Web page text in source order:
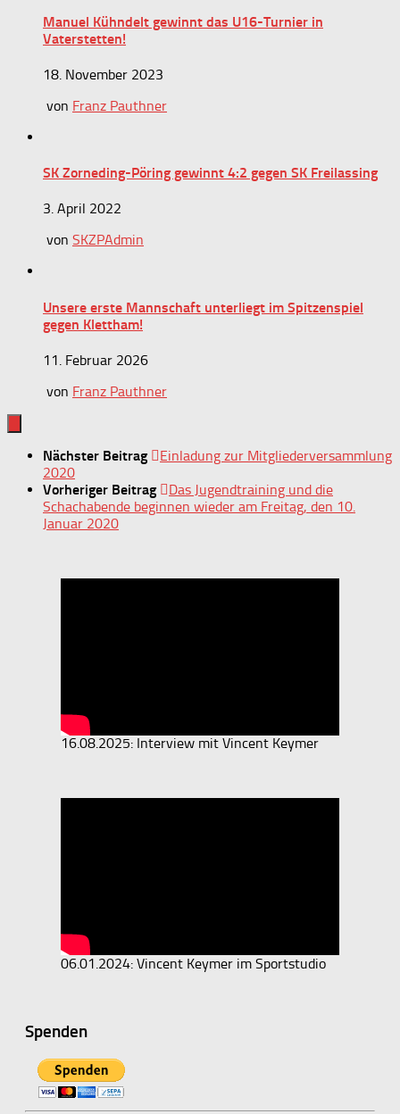
Manuel Kühndelt gewinnt das U16-Turnier in
Vaterstetten!
18. November 2023
von Franz Pauthner
SK Zorneding-Pöring gewinnt 4:2 gegen SK Freilassing
3. April 2022
von SKZPAdmin
Unsere erste Mannschaft unterliegt im Spitzenspiel
gegen Klettham!
11. Februar 2026
von Franz Pauthner
Nächster Beitrag
Einladung zur Mitgliederversammlung
2020
Vorheriger Beitrag
Das Jugendtraining und die
Schachabende beginnen wieder am Freitag, den 10.
Januar 2020
16.08.2025: Interview mit Vincent Keymer
06.01.2024: Vincent Keymer im Sportstudio
Spenden